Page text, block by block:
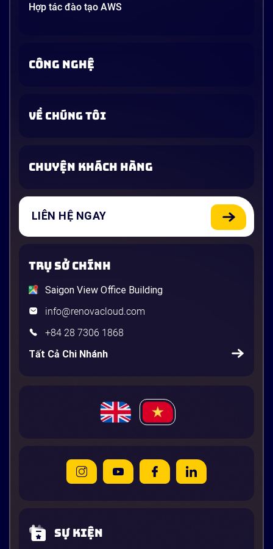
Hợp tác đào tạo AWS
CÔNG NGHỆ
VỀ CHÚNG TÔI
CHUYỆN KHÁCH HÀNG
LIÊN HỆ NGAY
TRỤ SỞ CHÍNH
Saigon View Office Building
info@renovacloud.com
+84 28 7306 1868
Tất Cả Chi Nhánh
Sự kiện